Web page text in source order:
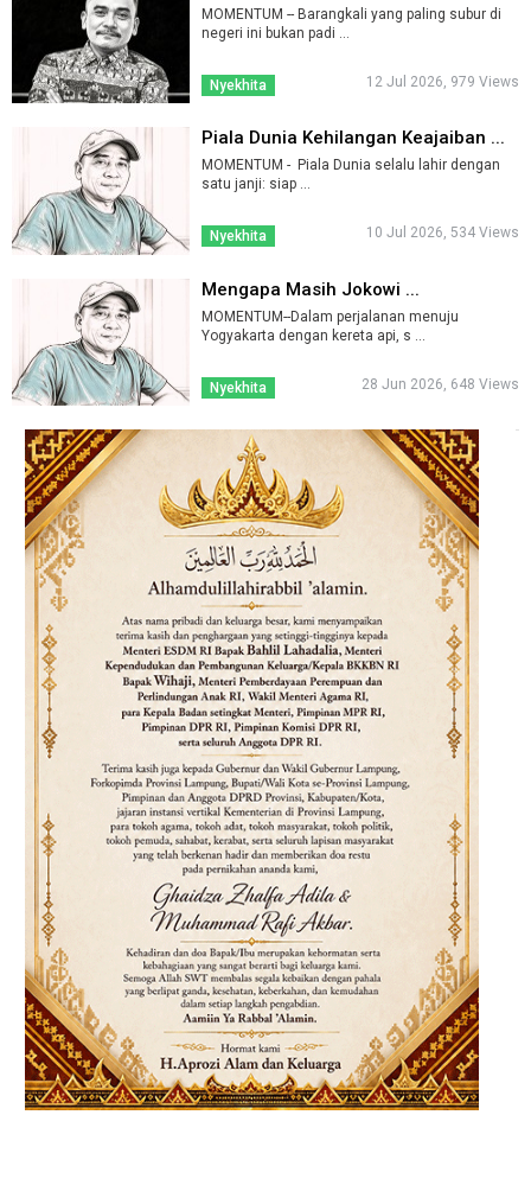
MOMENTUM -- Barangkali yang paling subur di
negeri ini bukan padi ...
Nyekhita 12 Jul 2026, 979 Views
Piala Dunia Kehilangan Keajaiban ...
MOMENTUM - Piala Dunia selalu lahir dengan
satu janji: siap ...
Nyekhita 10 Jul 2026, 534 Views
Mengapa Masih Jokowi ...
MOMENTUM--Dalam perjalanan menuju
Yogyakarta dengan kereta api, s ...
Nyekhita 28 Jun 2026, 648 Views